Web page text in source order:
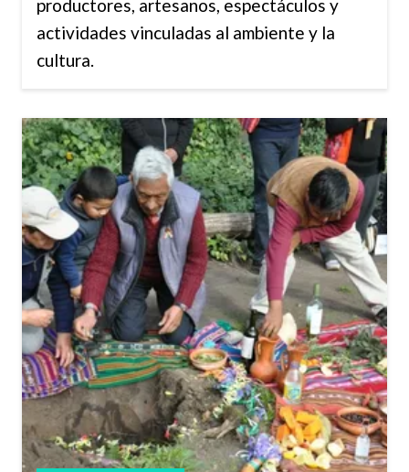
productores, artesanos, espectáculos y
actividades vinculadas al ambiente y la
cultura.